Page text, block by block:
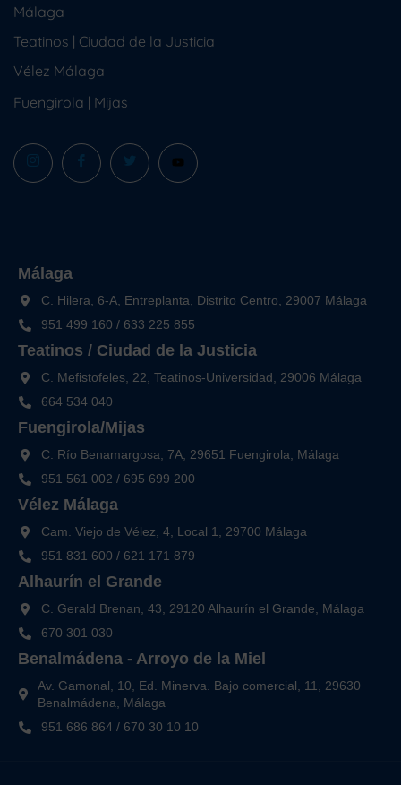
Málaga
Teatinos | Ciudad de la Justicia
Vélez Málaga
Fuengirola | Mijas
Málaga
C. Hilera, 6-A, Entreplanta, Distrito Centro, 29007 Málaga
951 499 160 / 633 225 855
Teatinos / Ciudad de la Justicia
C. Mefistofeles, 22, Teatinos-Universidad, 29006 Málaga
664 534 040
Fuengirola/Mijas
C. Río Benamargosa, 7A, 29651 Fuengirola, Málaga
951 561 002 / 695 699 200
Vélez Málaga
Cam. Viejo de Vélez, 4, Local 1, 29700 Málaga
951 831 600 / 621 171 879
Alhaurín el Grande
C. Gerald Brenan, 43, 29120 Alhaurín el Grande, Málaga
670 301 030
Benalmádena - Arroyo de la Miel
Av. Gamonal, 10, Ed. Minerva. Bajo comercial, 11, 29630
Benalmádena, Málaga
951 686 864 / 670 30 10 10